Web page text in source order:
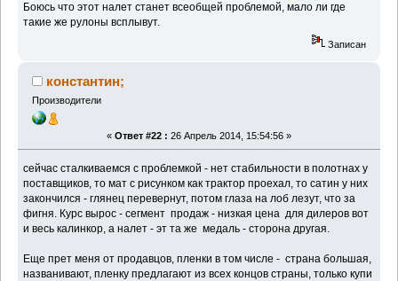
Боюсь что этот налет станет всеобщей проблемой, мало ли где
такие же рулоны всплывут.
Записан
константин;
Производители
« Ответ #22 : 26 Апрель 2014, 15:54:56 »
сейчас сталкиваемся с проблемкой - нет стабильности в полотнах у
поставщиков, то мат с рисунком как трактор проехал, то сатин у них
закончился - глянец перевернут, потом глаза на лоб лезут, что за
фигня. Курс вырос - сегмент продаж - низкая цена для дилеров вот
и весь калинкор, а налет - эт та же медаль - сторона другая.
Еще прет меня от продавцов, пленки в том числе - страна большая,
названивают, пленку предлагают из всех концов страны, только купи